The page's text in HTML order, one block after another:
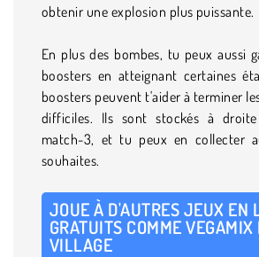
obtenir une explosion plus puissante.
En plus des bombes, tu peux aussi
boosters en atteignant certaines
boosters peuvent t'aider à terminer
difficiles. Ils sont stockés à
match-3, et tu peux en collecter
souhaites.
JOUE À D'AUTRES JEUX EN
GRATUITS COMME
VILLAGE